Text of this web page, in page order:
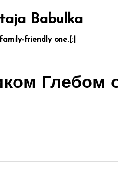
Babulka
friendly one.[:]
Глебом